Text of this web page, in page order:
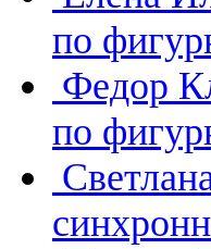
по
Федор
по